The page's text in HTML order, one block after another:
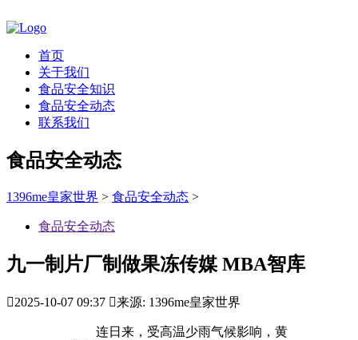
首页
关于我们
食品安全知识
食品安全动态
联系我们
食品安全动态
1396me皇家世界 > 食品安全动态 >
食品安全动态
九一制片厂制做果冻传媒 MBA智库
2025-10-07 09:37 来源: 1396me皇家世界
连日来，受高温少雨气候影响，黄